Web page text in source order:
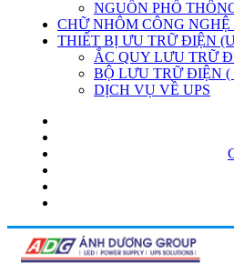
NGUỒN PHỔ
CHỮ NHÔM CÔNG
THIẾT BỊ ƯU TRỮ ĐIỆN
ẮC QUY LƯU TRỮ
BỘ LƯU TRỮ ĐIỆN (
DỊCH VỤ VỀ UPS